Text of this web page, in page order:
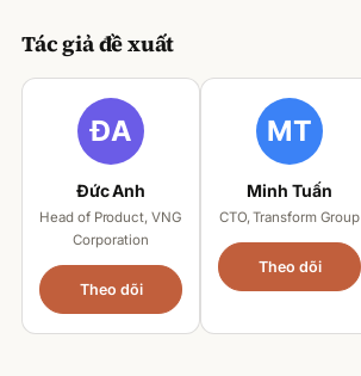
Tác giả đề xuất
Đức Anh
Head of Product, VNG
Corporation
Theo dõi
Minh Tuấn
CTO, Transform Group
Theo dõi